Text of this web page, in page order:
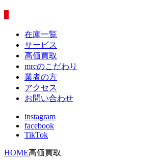
在庫一覧
サービス
高価買取
mrcのこだわり
業者の方
アクセス
お問い合わせ
instagram
facebook
TikTok
HOME高価買取